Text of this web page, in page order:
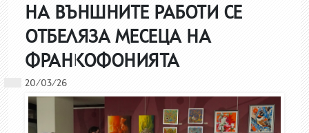
НА ВЪНШНИТЕ РАБОТИ СЕ
ОТБЕЛЯЗА МЕСЕЦA НА
ФРАНКОФОНИЯТА
20/03/26